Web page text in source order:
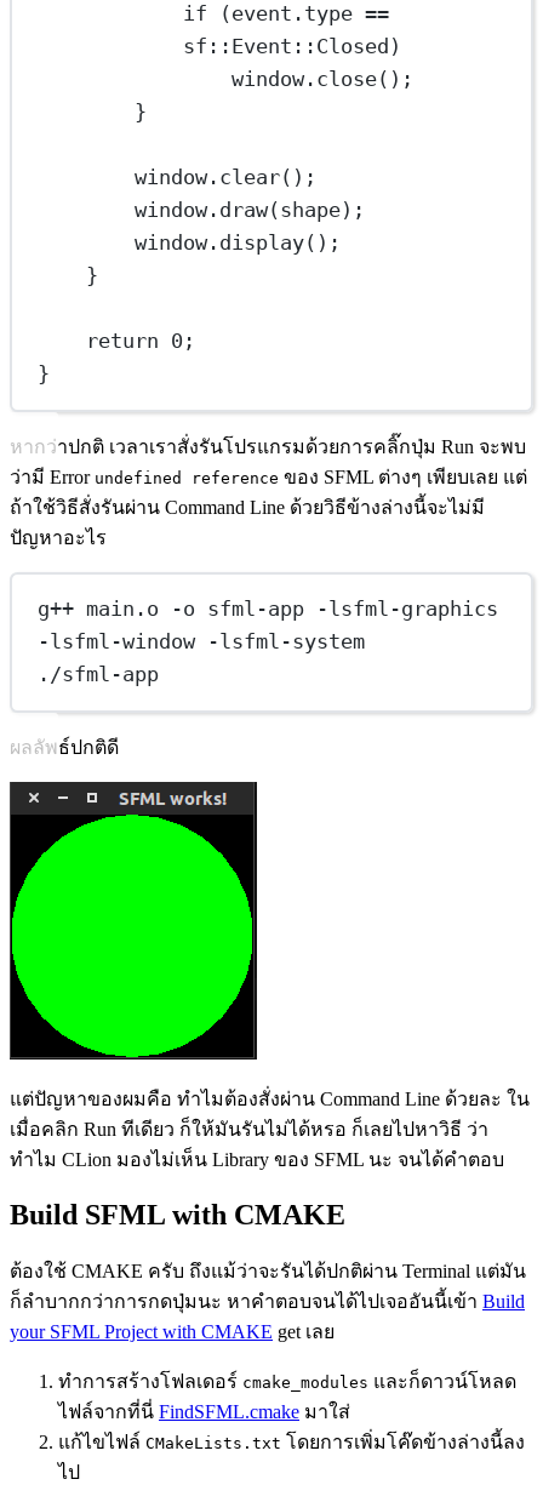
if (event.type ==
sf :: Event ::Closed)
window. close();
}
window. clear();
window. draw(shape);
window. display();
}
return 0 ;
}
หากว่าปกติ เวลาเราสั่งรันโปรแกรมด้วยการคลิ๊กปุ่ม Run จะพบ
ว่ามี Error undefined reference ของ SFML ต่างๆ เพียบเลย แต่
ถ้าใช้วิธีสั่งรันผ่าน Command Line ด้วยวิธีข้างล่างนี้จะไม่มี
ปัญหาอะไร
g++ main.o -o sfml-app -lsfml-graphics
-lsfml-window -lsfml-system
./sfml-app
ผลลัพธ์ปกติดี
แต่ปัญหาของผมคือ ทำไมต้องสั่งผ่าน Command Line ด้วยละ ใน
เมื่อคลิก Run ทีเดียว ก็ให้มันรันไม่ได้หรอ ก็เลยไปหาวิธี ว่า
ทำไม CLion มองไม่เห็น Library ของ SFML นะ จนได้คำตอบ
Build SFML with CMAKE
ต้องใช้ CMAKE ครับ ถึงแม้ว่าจะรันได้ปกติผ่าน Terminal แต่มัน
ก็ลำบากกว่าการกดปุ่มนะ หาคำตอบจนได้ไปเจออันนี้เข้า Build
your SFML Project with CMAKE get เลย
ทำการสร้างโฟลเดอร์ cmake_modules และก็ดาวน์โหลด
ไฟล์จากที่นี่ FindSFML.cmake มาใส่
แก้ไขไฟล์ CMakeLists.txt โดยการเพิ่มโค๊ดข้างล่างนี้ลง
ไป